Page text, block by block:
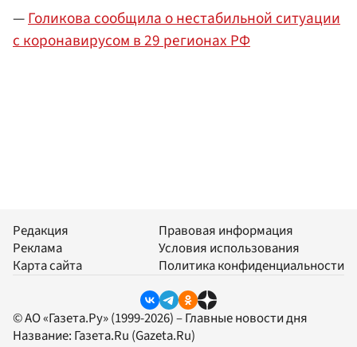
—Голикова сообщила о нестабильной ситуации
с коронавирусом в 29 регионах РФ
Редакция
Реклама
Карта сайта
Правовая информация
Условия использования
Политика конфиденциальности
© АО «Газета.Ру» (1999-2026) – Главные новости дня
Название: Газета.Ru (Gazeta.Ru)